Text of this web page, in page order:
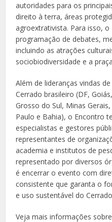
autoridades para os
direito à terra, áreas
agroextrativista. Para isso,
programação de debates,
incluindo as atrações
sociobiodiversidade e a
Além de lideranças vindas
Cerrado brasileiro (DF,
Grosso do Sul, Minas
Paulo e Bahia), o Encontro
especialistas e gestores
representantes de
academia e institutos de
representado por diversos
é encerrar o evento com
consistente que garanta o
e uso sustentável do
Veja mais informações